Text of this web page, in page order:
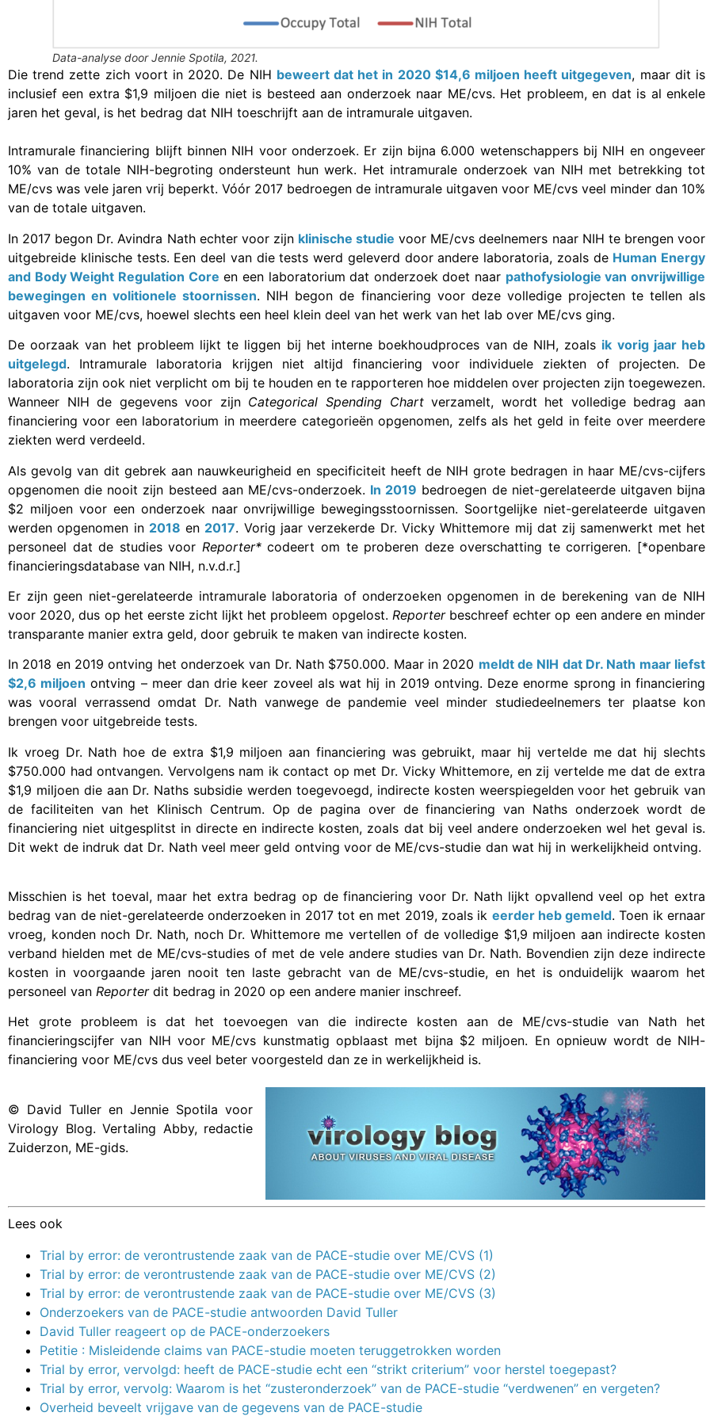
Data-analyse door Jennie Spotila, 2021.
Die trend zette zich voort in 2020. De NIH beweert dat het in 2020 $14,6 miljoen heeft uitgegeven, maar dit is
inclusief een extra $1,9 miljoen die niet is besteed aan onderzoek naar ME/cvs. Het probleem, en dat is al enkele
jaren het geval, is het bedrag dat NIH toeschrijft aan de intramurale uitgaven.
Intramurale financiering blijft binnen NIH voor onderzoek. Er zijn bijna 6.000 wetenschappers bij NIH en ongeveer
10% van de totale NIH-begroting ondersteunt hun werk. Het intramurale onderzoek van NIH met betrekking tot
ME/cvs was vele jaren vrij beperkt. Vóór 2017 bedroegen de intramurale uitgaven voor ME/cvs veel minder dan 10%
van de totale uitgaven.
In 2017 begon Dr. Avindra Nath echter voor zijn klinische studie voor ME/cvs deelnemers naar NIH te brengen voor
uitgebreide klinische tests. Een deel van die tests werd geleverd door andere laboratoria, zoals de Human Energy
and Body Weight Regulation Core en een laboratorium dat onderzoek doet naar pathofysiologie van onvrijwillige
bewegingen en volitionele stoornissen. NIH begon de financiering voor deze volledige projecten te tellen als
uitgaven voor ME/cvs, hoewel slechts een heel klein deel van het werk van het lab over ME/cvs ging.
De oorzaak van het probleem lijkt te liggen bij het interne boekhoudproces van de NIH, zoals ik vorig jaar heb
uitgelegd. Intramurale laboratoria krijgen niet altijd financiering voor individuele ziekten of projecten. De
laboratoria zijn ook niet verplicht om bij te houden en te rapporteren hoe middelen over projecten zijn toegewezen.
Wanneer NIH de gegevens voor zijn Categorical Spending Chartverzamelt, wordt het volledige bedrag aan
financiering voor een laboratorium in meerdere categorieën opgenomen, zelfs als het geld in feite over meerdere
ziekten werd verdeeld.
Als gevolg van dit gebrek aan nauwkeurigheid en specificiteit heeft de NIH grote bedragen in haar ME/cvs-cijfers
opgenomen die nooit zijn besteed aan ME/cvs-onderzoek. In 2019 bedroegen de niet-gerelateerde uitgaven bijna
$2 miljoen voor een onderzoek naar onvrijwillige bewegingsstoornissen. Soortgelijke niet-gerelateerde uitgaven
werden opgenomen in 2018 en 2017. Vorig jaar verzekerde Dr. Vicky Whittemore mij dat zij samenwerkt met het
personeel dat de studies voor Reporter*codeert om te proberen deze overschatting te corrigeren. [*openbare
financieringsdatabase van NIH, n.v.d.r.]
Er zijn geen niet-gerelateerde intramurale laboratoria of onderzoeken opgenomen in de berekening van de NIH
voor 2020, dus op het eerste zicht lijkt het probleem opgelost. Reporterbeschreef echter op een andere en minder
transparante manier extra geld, door gebruik te maken van indirecte kosten.
In 2018 en 2019 ontving het onderzoek van Dr. Nath $750.000. Maar in 2020 meldt de NIH dat Dr. Nath maar liefst
$2,6 miljoen ontving – meer dan drie keer zoveel als wat hij in 2019 ontving. Deze enorme sprong in financiering
was vooral verrassend omdat Dr. Nath vanwege de pandemie veel minder studiedeelnemers ter plaatse kon
brengen voor uitgebreide tests.
Ik vroeg Dr. Nath hoe de extra $1,9 miljoen aan financiering was gebruikt, maar hij vertelde me dat hij slechts
$750.000 had ontvangen. Vervolgens nam ik contact op met Dr. Vicky Whittemore, en zij vertelde me dat de extra
$1,9 miljoen die aan Dr. Naths subsidie werden toegevoegd, indirecte kosten weerspiegelden voor het gebruik van
de faciliteiten van het Klinisch Centrum. Op de pagina over de financiering van Naths onderzoek wordt de
financiering niet uitgesplitst in directe en indirecte kosten, zoals dat bij veel andere onderzoeken wel het geval is.
Dit wekt de indruk dat Dr. Nath veel meer geld ontving voor de ME/cvs-studie dan wat hij in werkelijkheid ontving.
Misschien is het toeval, maar het extra bedrag op de financiering voor Dr. Nath lijkt opvallend veel op het extra
bedrag van de niet-gerelateerde onderzoeken in 2017 tot en met 2019, zoals ik eerder heb gemeld. Toen ik ernaar
vroeg, konden noch Dr. Nath, noch Dr. Whittemore me vertellen of de volledige $1,9 miljoen aan indirecte kosten
verband hielden met de ME/cvs-studies of met de vele andere studies van Dr. Nath. Bovendien zijn deze indirecte
kosten in voorgaande jaren nooit ten laste gebracht van de ME/cvs-studie, en het is onduidelijk waarom het
personeel van Reporterdit bedrag in 2020 op een andere manier inschreef.
Het grote probleem is dat het toevoegen van die indirecte kosten aan de ME/cvs-studie van Nath het
financieringscijfer van NIH voor ME/cvs kunstmatig opblaast met bijna $2 miljoen. En opnieuw wordt de NIH-
financiering voor ME/cvs dus veel beter voorgesteld dan ze in werkelijkheid is.
© David Tuller en Jennie Spotila voor
Virology Blog. Vertaling Abby, redactie
Zuiderzon, ME-gids.
Lees ook
Trial by error: de verontrustende zaak van de PACE-studie over ME/CVS (1)
Trial by error: de verontrustende zaak van de PACE-studie over ME/CVS (2)
Trial by error: de verontrustende zaak van de PACE-studie over ME/CVS (3)
Onderzoekers van de PACE-studie antwoorden David Tuller
David Tuller reageert op de PACE-onderzoekers
Petitie : Misleidende claims van PACE-studie moeten teruggetrokken worden
Trial by error, vervolgd: heeft de PACE-studie echt een “strikt criterium” voor herstel toegepast?
Trial by error, vervolg: Waarom is het “zusteronderzoek” van de PACE-studie “verdwenen” en vergeten?
Overheid beveelt vrijgave van de gegevens van de PACE-studie